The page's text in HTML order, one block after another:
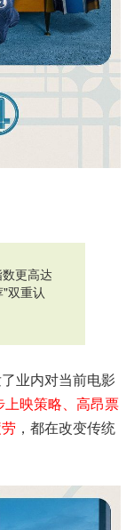
更高达
双重认
业内对当前电影
上映策略、高昂票
，都在改变传统